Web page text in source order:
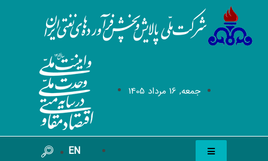
جمعه, 16 مرداد 1405
EN